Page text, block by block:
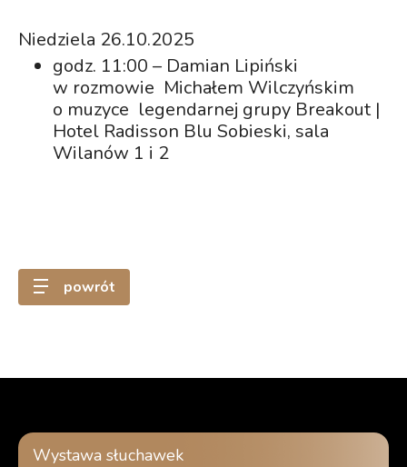
Niedziela 26.10.2025
godz. 11:00 – Damian Lipiński
w rozmowie Michałem Wilczyńskim
o muzyce legendarnej grupy Breakout |
Hotel Radisson Blu Sobieski, sala
Wilanów 1 i 2
powrót
Wystawa słuchawek